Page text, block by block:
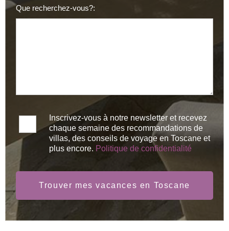
Que recherchez-vous?:
Inscrivez-vous à notre newsletter et recevez
chaque semaine des recommandations de
villas, des conseils de voyage en Toscane et
plus encore. Politique de confidentialité
Trouver mes vacances en Toscane